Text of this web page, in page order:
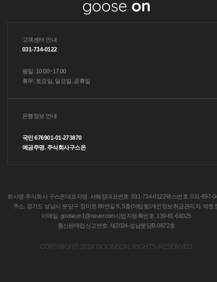
고객센터 안내
031-734-0122
평일: 10:00~17:00
휴무: 토요일, 일요일, 공휴일
은행정보 안내
국민 676901-01-273870
예금주명. 주식회사구스온
회사명.주식회사 구스온대표자명. 서혜정대표번호. 031-734-0122팩스번호. 031-697-
주소. 경기도 성남시 분당구 장미로 86번길 6, 5층(야탑동)개인정보취급관리자. 박효
이메일. gooseon1@naver.com사업자등록번호. 139-81-68025
통신판매업신고번호. 제2024-성남분당B-0872호
COPYRIGHT 2024.GOOSEON. RIGHTS RESERVED